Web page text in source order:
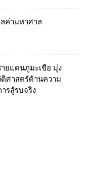
ค่ามหาศาล
ยแดนภูมะเขือ มุ่ง
ศาสตร์ด้านความ
รสู้รบจริง